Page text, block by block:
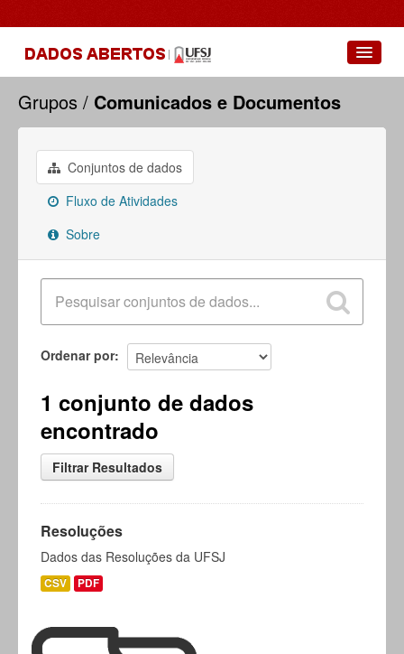
Conjuntos de dados
Grupos
Sobre
Grupos Comunicados e Documentos
Conjuntos de dados
Fluxo de Atividades
Sobre
Ordenar por
1 conjunto de dados
encontrado
Filtrar Resultados
Resoluções
Dados das Resoluções da UFSJ
CSV PDF